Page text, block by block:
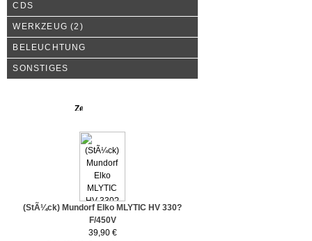
CDS
WERKZEUG (2)
BELEUCHTUNG
SONSTIGES
(StÃ¼ck) Mundorf Elko MLYTIC HV 330?
F/450V
39,90 €